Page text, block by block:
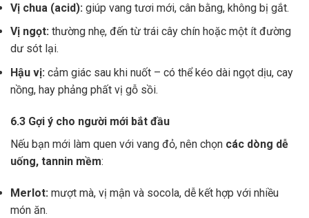
Vị chua (acid): giúp vang tươi mới, cân bằng, không bị gắt.
Vị ngọt: thường nhẹ, đến từ trái cây chín hoặc một ít đường
dư sót lại.
Hậu vị: cảm giác sau khi nuốt – có thể kéo dài ngọt dịu, cay
nồng, hay phảng phất vị gỗ sồi.
6.3 Gợi ý cho người mới bắt đầu
Nếu bạn mới làm quen với vang đỏ, nên chọn các dòng dễ
uống, tannin mềm:
Merlot: mượt mà, vị mận và socola, dễ kết hợp với nhiều
món ăn.